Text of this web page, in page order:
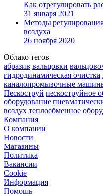
Как отрегулировать
31 января 2021
Методы
воздуха
26 ноября 2020
Облако тегов
абразив вальцовки
гидродинамическая очистка
каналопромывочные
Пескоструй пескоструйное
оборудование
воздух теплообменное
Компания
О компании
Новости
Магазины
Политика
Вакансии
Сookie
Информация
Помощь